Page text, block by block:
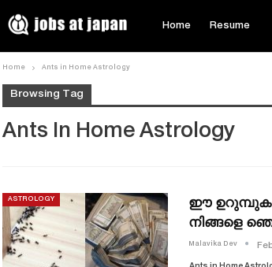
Home Resume
Home Ants in Home Astrology
Browsing Tag
Ants In Home Astrology
ASTROLOGY
ഈ
നിങ്ങളെ
Malavika Dev